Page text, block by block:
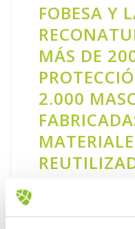
FOBESA Y
MÁS DE
2.000
Se han repartido
de seguridad,